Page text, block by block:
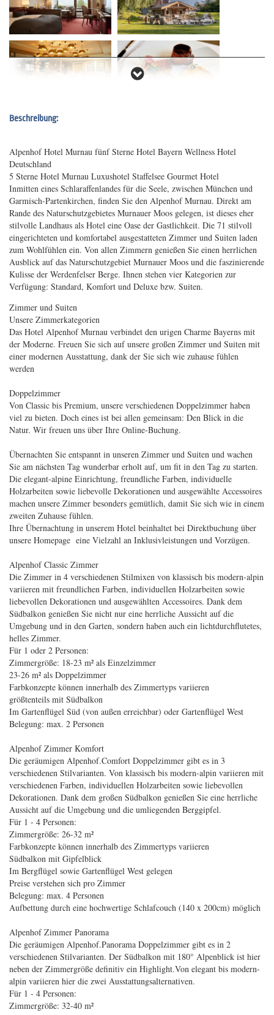
Beschreibung:
Alpenhof Hotel Murnau fünf Sterne Hotel Bayern Wellness Hotel
Deutschland
5 Sterne Hotel Murnau Luxushotel Staffelsee Gourmet Hotel
Inmitten eines Schlaraffenlandes für die Seele, zwischen München und
Garmisch-Partenkirchen, finden Sie den Alpenhof Murnau. Direkt am
Rande des Naturschutzgebietes Murnauer Moos gelegen, ist dieses eher
stilvolle Landhaus als Hotel eine Oase der Gastlichkeit. Die 71 stilvoll
eingerichteten und komfortabel ausgestatteten Zimmer und Suiten laden
zum Wohlfühlen ein. Von allen Zimmern genießen Sie einen herrlichen
Ausblick auf das Naturschutzgebiet Murnauer Moos und die faszinierende
Kulisse der Werdenfelser Berge. Ihnen stehen vier Kategorien zur
Verfügung: Standard, Komfort und Deluxe bzw. Suiten.
Zimmer und Suiten
Unsere Zimmerkategorien
Das Hotel Alpenhof Murnau verbindet den urigen Charme Bayerns mit
der Moderne. Freuen Sie sich auf unsere großen Zimmer und Suiten mit
einer modernen Ausstattung, dank der Sie sich wie zuhause fühlen
werden
Doppelzimmer
Von Classic bis Premium, unsere verschiedenen Doppelzimmer haben
viel zu bieten. Doch eines ist bei allen gemeinsam: Den Blick in die
Natur. Wir freuen uns über Ihre Online-Buchung.
Übernachten Sie entspannt in unseren Zimmer und Suiten und wachen
Sie am nächsten Tag wunderbar erholt auf, um fit in den Tag zu starten.
Die elegant-alpine Einrichtung, freundliche Farben, individuelle
Holzarbeiten sowie liebevolle Dekorationen und ausgewählte Accessoires
machen unsere Zimmer besonders gemütlich, damit Sie sich wie in einem
zweiten Zuhause fühlen.
Ihre Übernachtung in unserem Hotel beinhaltet bei Direktbuchung über
unsere Homepage eine Vielzahl an Inklusivleistungen und Vorzügen.
Alpenhof Classic Zimmer
Die Zimmer in 4 verschiedenen Stilmixen von klassisch bis modern-alpin
variieren mit freundlichen Farben, individuellen Holzarbeiten sowie
liebevollen Dekorationen und ausgewählten Accessoires. Dank dem
Südbalkon genießen Sie nicht nur eine herrliche Aussicht auf die
Umgebung und in den Garten, sondern haben auch ein lichtdurchflutetes,
helles Zimmer.
Für 1 oder 2 Personen:
Zimmergröße: 18-23 m² als Einzelzimmer
23-26 m² als Doppelzimmer
Farbkonzepte können innerhalb des Zimmertyps variieren
größtenteils mit Südbalkon
Im Gartenflügel Süd (von außen erreichbar) oder Gartenflügel West
Belegung: max. 2 Personen
Alpenhof Zimmer Komfort
Die geräumigen Alpenhof.Comfort Doppelzimmer gibt es in 3
verschiedenen Stilvarianten. Von klassisch bis modern-alpin variieren mit
verschiedenen Farben, individuellen Holzarbeiten sowie liebevollen
Dekorationen. Dank dem großen Südbalkon genießen Sie eine herrliche
Aussicht auf die Umgebung und die umliegenden Berggipfel.
Für 1 - 4 Personen:
Zimmergröße: 26-32 m²
Farbkonzepte können innerhalb des Zimmertyps variieren
Südbalkon mit Gipfelblick
Im Bergflügel sowie Gartenflügel West gelegen
Preise verstehen sich pro Zimmer
Belegung: max. 4 Personen
Aufbettung durch eine hochwertige Schlafcouch (140 x 200cm) möglich
Alpenhof Zimmer Panorama
Die geräumigen Alpenhof.Panorama Doppelzimmer gibt es in 2
verschiedenen Stilvarianten. Der Südbalkon mit 180° Alpenblick ist hier
neben der Zimmergröße definitiv ein Highlight.Von elegant bis modern-
alpin variieren hier die zwei Ausstattungsalternativen.
Für 1 - 4 Personen:
Zimmergröße: 32-40 m²